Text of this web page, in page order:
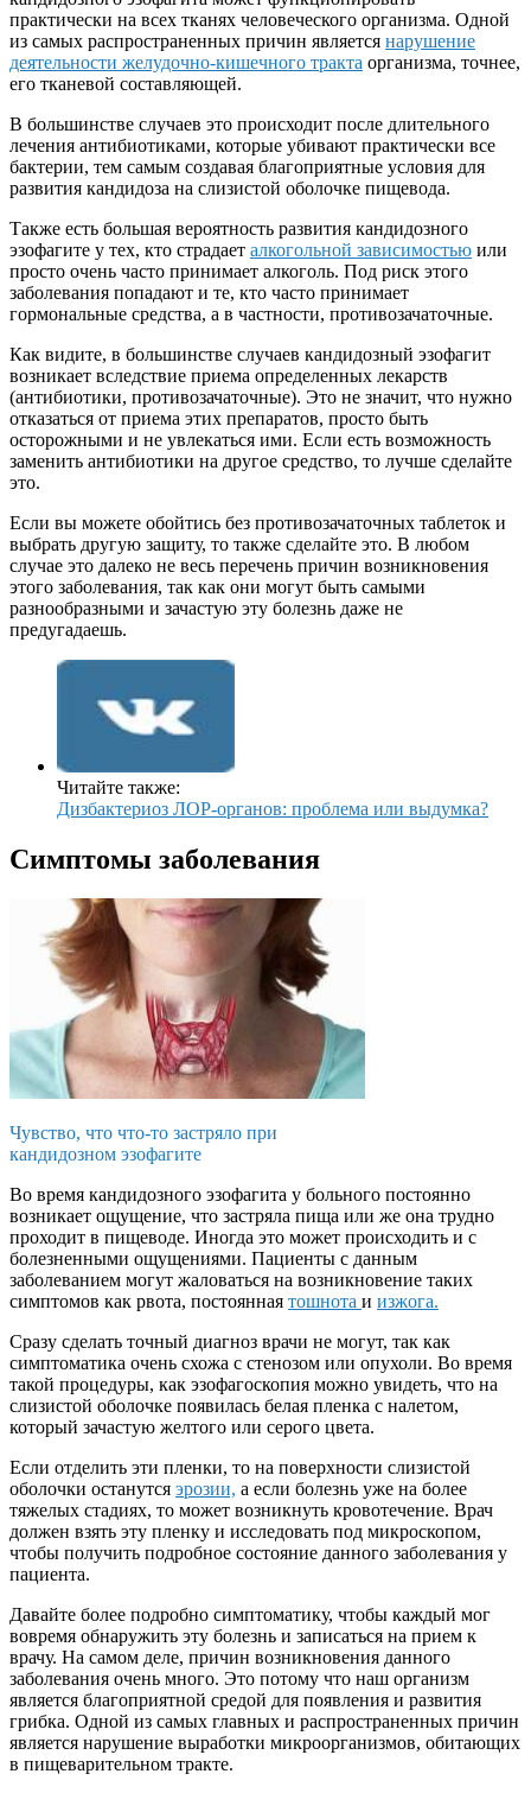
практически на всех тканях человеческого организма. Одной
из самых распространенных причин является нарушение
деятельности желудочно-кишечного тракта организма, точнее,
его тканевой составляющей.
В большинстве случаев это происходит после длительного
лечения антибиотиками, которые убивают практически все
бактерии, тем самым создавая благоприятные условия для
развития кандидоза на слизистой оболочке пищевода.
Также есть большая вероятность развития кандидозного
эзофагите у тех, кто страдает алкогольной зависимостью или
просто очень часто принимает алкоголь. Под риск этого
заболевания попадают и те, кто часто принимает
гормональные средства, а в частности, противозачаточные.
Как видите, в большинстве случаев кандидозный эзофагит
возникает вследствие приема определенных лекарств
(антибиотики, противозачаточные). Это не значит, что нужно
отказаться от приема этих препаратов, просто быть
осторожными и не увлекаться ими. Если есть возможность
заменить антибиотики на другое средство, то лучше сделайте
это.
Если вы можете обойтись без противозачаточных таблеток и
выбрать другую защиту, то также сделайте это. В любом
случае это далеко не весь перечень причин возникновения
этого заболевания, так как они могут быть самыми
разнообразными и зачастую эту болезнь даже не
предугадаешь.
Читайте также:
Дизбактериоз ЛОР-органов: проблема или выдумка?
Симптомы заболевания
Чувство, что что-то застряло при
кандидозном эзофагите
Во время кандидозного эзофагита у больного постоянно
возникает ощущение, что застряла пища или же она трудно
проходит в пищеводе. Иногда это может происходить и с
болезненными ощущениями. Пациенты с данным
заболеванием могут жаловаться на возникновение таких
симптомов как рвота, постоянная тошнота и изжога.
Сразу сделать точный диагноз врачи не могут, так как
симптоматика очень схожа с стенозом или опухоли. Во время
такой процедуры, как эзофагоскопия можно увидеть, что на
слизистой оболочке появилась белая пленка с налетом,
который зачастую желтого или серого цвета.
Если отделить эти пленки, то на поверхности слизистой
оболочки останутся эрозии, а если болезнь уже на более
тяжелых стадиях, то может возникнуть кровотечение. Врач
должен взять эту пленку и исследовать под микроскопом,
чтобы получить подробное состояние данного заболевания у
пациента.
Давайте более подробно симптоматику, чтобы каждый мог
вовремя обнаружить эту болезнь и записаться на прием к
врачу. На самом деле, причин возникновения данного
заболевания очень много. Это потому что наш организм
является благоприятной средой для появления и развития
грибка. Одной из самых главных и распространенных причин
является нарушение выработки микроорганизмов, обитающих
в пищеварительном тракте.